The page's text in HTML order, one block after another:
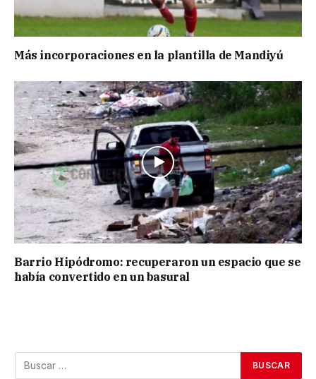
Más incorporaciones en la plantilla de Mandiyú
Barrio Hipódromo: recuperaron un espacio que se
había convertido en un basural